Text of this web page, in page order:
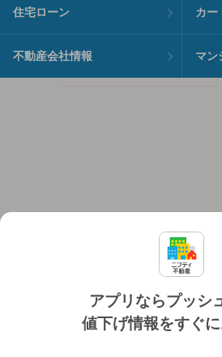
アプリならプッシ
値下げ情報をすぐ
住宅ローン カー
不動産会社情報 マン
個人情報保護ポリシー